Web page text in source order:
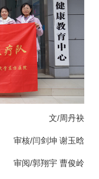
文/周丹袂
审核/闫剑坤 谢玉晗
审阅/郭翔宇 曹俊岭